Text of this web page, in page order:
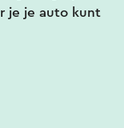
je je auto kunt